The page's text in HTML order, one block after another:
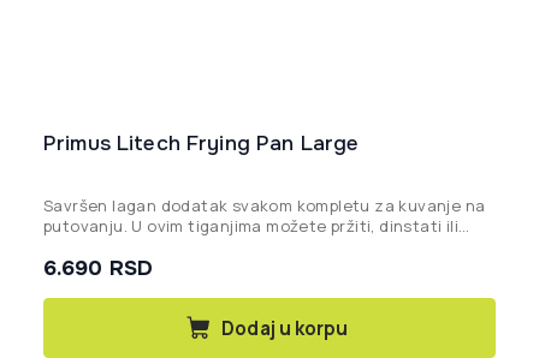
Primus Litech Frying Pan Large
6.690 RSD
Savršen lagan dodatak svakom kompletu za kuvanje na
putovanju. U ovim tiganjima možete pržiti, dinstati ili
Dodaj u korpu